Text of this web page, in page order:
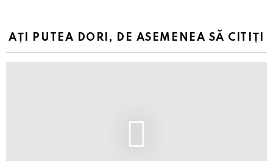
AȚI PUTEA DORI, DE ASEMENEA SĂ CITIȚI